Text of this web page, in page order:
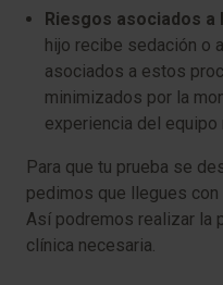
Riesgos asociados
hijo recibe sedación o
asociados a estos
minimizados por la
experiencia del equipo
Para que tu prueba se
pedimos que llegues con
Así podremos realizar la
clínica necesaria.